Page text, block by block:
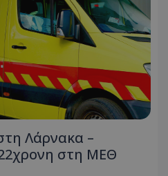
Λάρνακα –
στη ΜΕΘ